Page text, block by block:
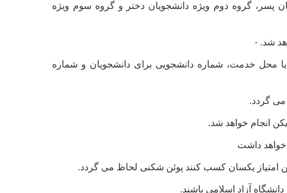
پسر، گروه دوم ویژه دانشجویان دختر و گروه سوم ویژه
شد. -
محل خدمت، شماره دانشجویی برای دانشجویان و شماره
خواهد داشت
آزاد اسلامی باشند.